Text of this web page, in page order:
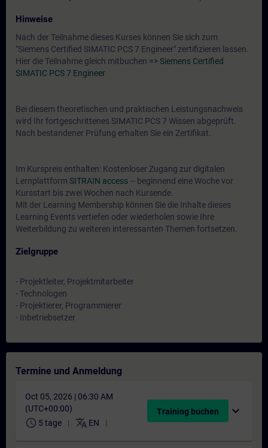
Hinweise
Nach der Teilnahme dieses Kurses können Sie sich zum
"Siemens Certified SIMATIC PCS 7 Engineer" zertifizieren lassen.
Hier die Teilnahme gleich mitbuchen => Siemens Certified
SIMATIC PCS 7 Engineer
Bei diesem theoretischen und praktischen Leistungsnachweis
wird Ihr fortgeschrittenes SIMATIC PCS 7 Wissen abgeprüft.
Nach bestandener Prüfung erhalten Sie ein Zertifikat.
Im Kurspreis enthalten: Kostenloser Zugang zur digitalen
Lernplattform SITRAIN access – beginnend eine Woche vor
Kursstart bis zwei Wochen nach Kursende.
Mit der Learning Membership können Sie die Inhalte dieses
Learning Events vertiefen oder wiederholen sowie Ihre
Weiterbildung zu weiteren interessanten Themen fortsetzen.
Zielgruppe
- Projektleiter, Projektmitarbeiter
- Technologen
- Projektierer, Programmierer
- Inbetriebsetzer
Termine und Anmeldung
Oct 05, 2026 | 06:30 AM
(UTC+00:00)
schedule 5 tage translate EN
Training buchen expand_more